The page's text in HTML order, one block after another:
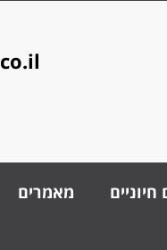
מאמרים